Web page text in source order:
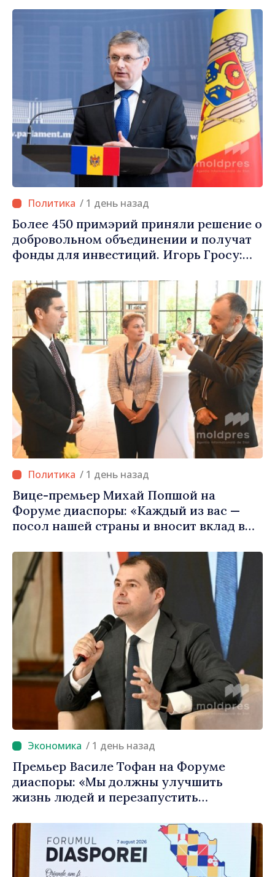
правильном направлении»
/ 1 день назад
Более 450 примэрий приняли решение о
добровольном объединении и получат
фонды для инвестиций. Игорь Гросу:
населённым пунктам шанс
развиваться»
/ 1 день назад
Вице-премьер Михай Попшой на
Форуме диаспоры: «Каждый из вас —
посол нашей страны и вносит вклад в
Молдова»
/ 1 день назад
Премьер Василе Тофан на Форуме
диаспоры: «Мы должны улучшить
жизнь людей и перезапустить